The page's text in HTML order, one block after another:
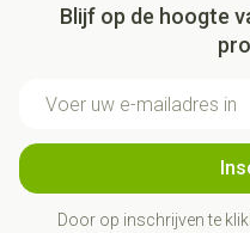
Blijf op de hoogte
Door op inschrijven te